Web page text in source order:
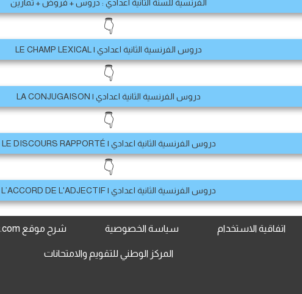
الفرنسية للسنة الثانية اعدادي : دروس + فروض + تمارين
👇
دروس الفرنسية الثانية اعدادي | LE CHAMP LEXICAL
👇
دروس الفرنسية الثانية اعدادي | LA CONJUGAISON
👇
دروس الفرنسية الثانية اعدادي | LE DISCOURS RAPPORTÉ
👇
دروس الفرنسية الثانية اعدادي | L’ACCORD DE L'ADJECTIF
اتفاقية الاستخدام سياسة الخصوصية شرح موقع www.jami3dorosmaroc.com
المركز الوطني للتقويم والامتحانات